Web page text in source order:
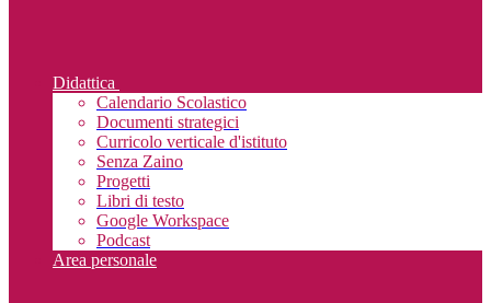
Didattica
Calendario Scolastico
Documenti strategici
Curricolo verticale d'istituto
Senza Zaino
Progetti
Libri di testo
Google Workspace
Podcast
Area personale